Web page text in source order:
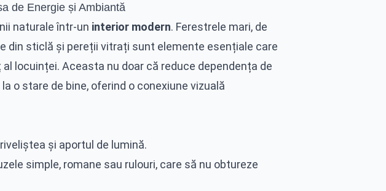
de Energie și Ambiantă
naturale într-un interior modern. Ferestrele mari, de
din sticlă și pereții vitrați sunt elemente esențiale care
locuinței. Aceasta nu doar că reduce dependența de
o stare de bine, oferind o conexiune vizuală
și aportul de lumină.
simple, romane sau rulouri, care să nu obtureze